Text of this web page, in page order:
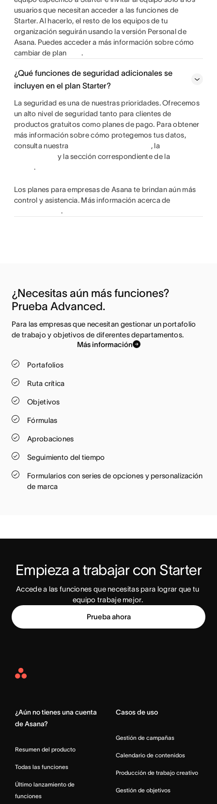
usuarios que necesitan acceder a las funciones de
Starter. Al hacerlo, el resto de los equipos de tu
organización seguirán usando la versión Personal de
Asana. Puedes acceder a más información sobre cómo
cambiar de plan
.
¿Qué funciones de seguridad adicionales se
incluyen en el plan Starter?
La seguridad es una de nuestras prioridades. Ofrecemos
un alto nivel de seguridad tanto para clientes de
productos gratuitos como planes de pago. Para obtener
más información sobre cómo protegemos tus datos,
consulta nuestra
, la
y la sección correspondiente de la
.
Los planes para empresas de Asana te brindan aún más
control y asistencia. Más información acerca de
.
¿Necesitas aún más funciones?
Prueba Advanced.
Para las empresas que necesitan gestionar un portafolio
de trabajo y objetivos de diferentes departamentos.
Más información
Portafolios
Ruta crítica
Objetivos
Fórmulas
Aprobaciones
Seguimiento del tiempo
Formularios con series de opciones y personalización
de marca
Empieza a trabajar con Starter
Accede a las funciones que necesitas para lograr que tu
equipo trabaje mejor.
Prueba ahora
Asana
¿Aún no tienes una cuenta
de Asana?
Resumen del producto
Todas las funciones
Último lanzamiento de
funciones
Casos de uso
Gestión de campañas
Calendario de contenidos
Producción de trabajo creativo
Gestión de objetivos